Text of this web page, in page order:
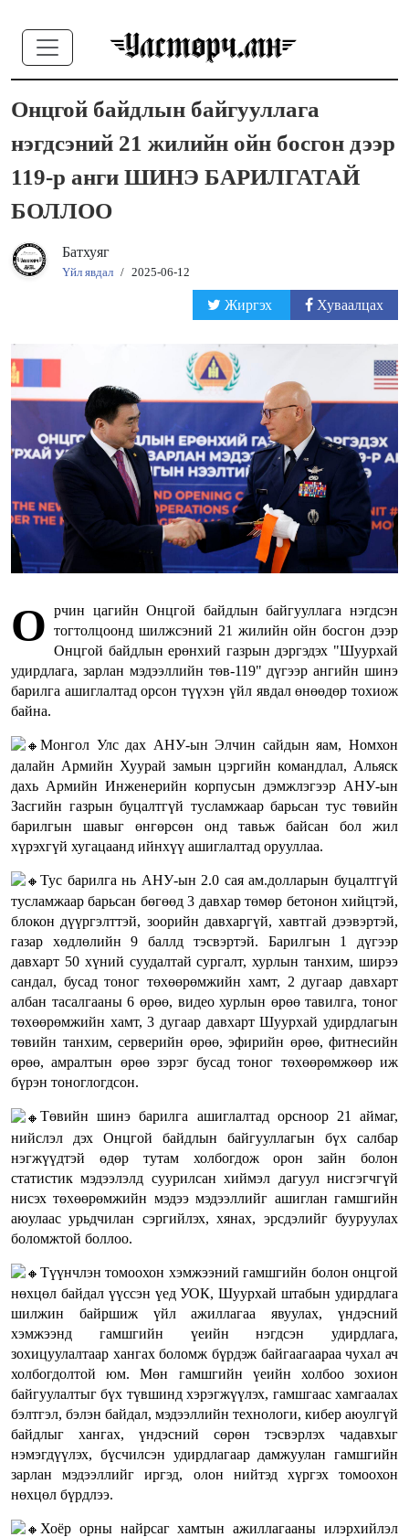
Онцгой байдлын байгууллага
нэгдсэний 21 жилийн ойн босгон дээр
119-р анги ШИНЭ БАРИЛГАТАЙ
БОЛЛОО
Батхуяг
Үйл явдал / 2025-06-12
Жиргэх Хуваалцах
О рчин цагийн Онцгой байдлын байгууллага нэгдсэн
тогтолцоонд шилжсэний 21 жилийн ойн босгон дээр
Онцгой байдлын ерөнхий газрын дэргэдэх "Шуурхай
удирдлага, зарлан мэдээллийн төв-119" дүгээр ангийн шинэ
барилга ашиглалтад орсон түүхэн үйл явдал өнөөдөр тохиож
байна.
Монгол Улс дах АНУ-ын Элчин сайдын яам, Номхон
далайн Армийн Хуурай замын цэргийн командлал, Альяск
дахь Армийн Инженерийн корпусын дэмжлэгээр АНУ-ын
Засгийн газрын буцалтгүй тусламжаар барьсан тус төвийн
барилгын шавыг өнгөрсөн онд тавьж байсан бол жил
хүрэхгүй хугацаанд ийнхүү ашиглалтад орууллаа.
Тус барилга нь АНУ-ын 2.0 сая ам.долларын буцалтгүй
тусламжаар барьсан бөгөөд 3 давхар төмөр бетонон хийцтэй,
блокон дүүргэлттэй, зоорийн давхаргүй, хавтгай дээвэртэй,
газар хөдлөлийн 9 баллд тэсвэртэй. Барилгын 1 дүгээр
давхарт 50 хүний суудалтай сургалт, хурлын танхим, ширээ
сандал, бусад тоног төхөөрөмжийн хамт, 2 дугаар давхарт
албан тасалгааны 6 өрөө, видео хурлын өрөө тавилга, тоног
төхөөрөмжийн хамт, 3 дугаар давхарт Шуурхай удирдлагын
төвийн танхим, серверийн өрөө, эфирийн өрөө, фитнесийн
өрөө, амралтын өрөө зэрэг бусад тоног төхөөрөмжөөр иж
бүрэн тоноглогдсон.
Төвийн шинэ барилга ашиглалтад орсноор 21 аймаг,
нийслэл дэх Онцгой байдлын байгууллагын бүх салбар
нэгжүүдтэй өдөр тутам холбогдож орон зайн болон
статистик мэдээлэлд суурилсан хиймэл дагуул нисгэгчгүй
нисэх төхөөрөмжийн мэдээ мэдээллийг ашиглан гамшгийн
аюулаас урьдчилан сэргийлэх, хянах, эрсдэлийг бууруулах
боломжтой боллоо.
Түүнчлэн томоохон хэмжээний гамшгийн болон онцгой
нөхцөл байдал үүссэн үед УОК, Шуурхай штабын удирдлага
шилжин байршиж үйл ажиллагаа явуулах, үндэсний
хэмжээнд гамшгийн үеийн нэгдсэн удирдлага,
зохицуулалтаар хангах боломж бүрдэж байгаагаараа чухал ач
холбогдолтой юм. Мөн гамшгийн үеийн холбоо зохион
байгуулалтыг бүх түвшинд хэрэгжүүлэх, гамшгаас хамгаалах
бэлтгэл, бэлэн байдал, мэдээллийн технологи, кибер аюулгүй
байдлыг хангах, үндэсний сөрөн тэсвэрлэх чадавхыг
нэмэгдүүлэх, бүсчилсэн удирдлагаар дамжуулан гамшгийн
зарлан мэдээллийг иргэд, олон нийтэд хүргэх томоохон
нөхцөл бүрдлээ.
Хоёр орны найрсаг хамтын ажиллагааны илэрхийлэл